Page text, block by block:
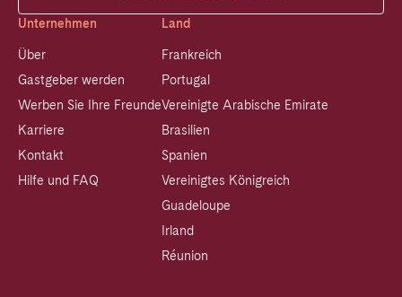
Unternehmen
Über
Gastgeber werden
Werben Sie Ihre Freunde
Karriere
Kontakt
Hilfe und FAQ
Land
Frankreich
Portugal
Vereinigte Arabische Emirate
Brasilien
Spanien
Vereinigtes Königreich
Guadeloupe
Irland
Réunion